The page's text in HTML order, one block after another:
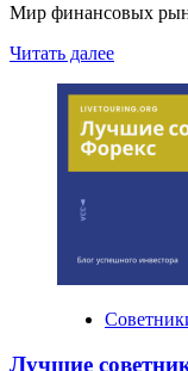
Мир финансовых
Читать далееRead
about
Торговые
Форекс:
торговли
Лучшие